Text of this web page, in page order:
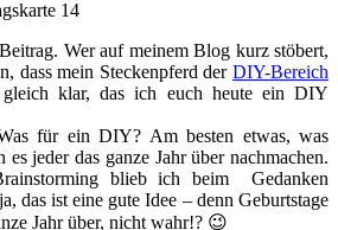
Wer auf meinem Blog kurz stöbert,
dass mein Steckenpferd der DIY-Bereich
klar, das ich euch heute ein DIY
für ein DIY? Am besten etwas, was
jeder das ganze Jahr über nachmachen.
blieb ich beim Gedanken
das ist eine gute Idee – denn Geburtstage
Jahr über, nicht wahr!? 😉